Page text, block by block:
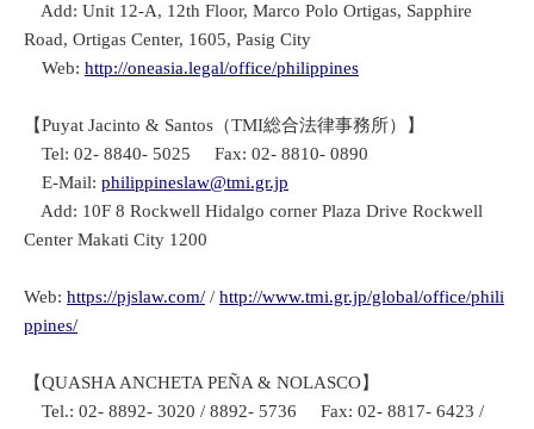
Add: Unit 12-A, 12th Floor, Marco Polo Ortigas, Sapphire
Road, Ortigas Center, 1605, Pasig City
Web: http://oneasia.legal/office/philippines
【Puyat Jacinto & Santos（TMI総合法律事務所）】
Tel: 02- 8840- 5025 Fax: 02- 8810- 0890
E-Mail: philippineslaw@tmi.gr.jp
Add: 10F 8 Rockwell Hidalgo corner Plaza Drive Rockwell
Center Makati City 1200
Web: https://pjslaw.com/ / http://www.tmi.gr.jp/global/office/phili
ppines/
【QUASHA ANCHETA PEÑA & NOLASCO】
Tel.: 02- 8892- 3020 / 8892- 5736 Fax: 02- 8817- 6423 /